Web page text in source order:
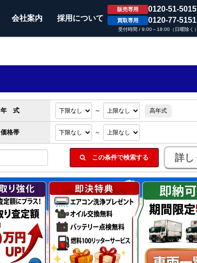
会社案内 採用について
販売専用 0120-51-5015
買取専用 0120-77-5151
受付時間 / 9:00～18:00（日曜除く）
価格帯 ～
この条件で検索する
年 式 ～ 高年式